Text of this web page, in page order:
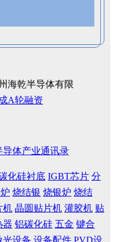
海乾半导体有限
A轮融资
导体产业通讯录
化硅衬底 IGBT芯片 分
烧结银 烧银炉 烧结
机 晶圆贴片机 灌胶机 贴
器 铝碳化硅 五金 键合
光设备 设备配件 PVD设